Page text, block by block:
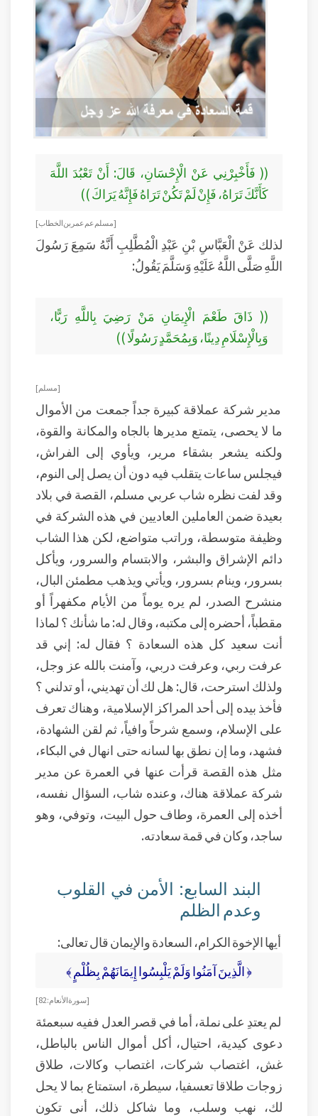
(( فَأَخْبِرْنِي عَنْ الْإِحْسَانِ، قَالَ: أَنْ تَعْبُدَ اللَّهَ
كَأَنَّكَ تَرَاهُ، فَإِنْ لَمْ تَكُنْ تَرَاهُ فَإِنَّهُ يَرَاكَ ))
[مسلم عم عمر بن الخطاب ]
لذلك عَنْ الْعَبَّاسِ بْنِ عَبْدِ الْمُطَّلِبِ أَنَّهُ سَمِعَ رَسُولَ
اللَّهِ صَلَّى اللَّهُ عَلَيْهِ وَسَلَّمَ يَقُولُ:
(( ذَاقَ طَعْمَ الْإِيمَانِ مَنْ رَضِيَ بِاللَّهِ رَبًّا،
وَبِالْإِسْلَامِ دِينًا، وَبِمُحَمَّدٍ رَسُولًا ))
[مسلم]
مدير شركة عملاقة كبيرة جداً جمعت من الأموال
ما لا يحصى، يتمتع مديرها بالجاه والمكانة والقوة،
ولكنه يشعر بشقاء مرير، ويأوي إلى الفراش،
فيجلس ساعات يتقلب فيه دون أن يصل إلى النوم،
وقد لفت نظره شاب عربي مسلم، القصة في بلاد
بعيدة ضمن العاملين العاديين في هذه الشركة في
وظيفة متوسطة، وراتب متواضع، لكن هذا الشاب
دائم الإشراق والبشر، والابتسام والسرور، ويأكل
بسرور، وينام بسرور، ويأتي ويذهب مطمئن البال،
منشرح الصدر، لم يره يوماً من الأيام مكفهراً أو
مقطباً، أحضره إلى مكتبه، وقال له: ما شأنك ؟ لماذا
أنت سعيد كل هذه السعادة ؟ فقال له: إني قد
عرفت ربي، وعرفت دربي، وآمنت بالله عز وجل،
ولذلك استرحت، قال: هل لك أن تهديني، أو تدلني ؟
فأخذ بيده إلى أحد المراكز الإسلامية، وهناك تعرف
على الإسلام، وسمع شرحاً وافياً، ثم لقن الشهادة،
فشهد، وما إن نطق بها لسانه حتى انهال في البكاء،
مثل هذه القصة قرأت عنها في العمرة عن مدير
شركة عملاقة هناك، وعنده شاب، السؤال نفسه،
أخذه إلى العمرة، وطاف حول البيت، وتوفي، وهو
ساجد، وكان في قمة سعادته.
البند السابع: الأمن في القلوب
وعدم الظلم
أيها الإخوة الكرام، السعادة والإيمان قال تعالى:
﴿ الَّذِينَ آمَنُوا وَلَمْ يَلْبِسُوا إِيمَانَهُمْ بِظُلْمٍ ﴾
[ سورة الأنعام: 82]
لم يعتدِ على نملة، أما في قصر العدل ففيه سبعمئة
دعوى كيدية، احتيال، أكل أموال الناس بالباطل،
غش، اغتصاب شركات، اغتصاب وكالات، طلاق
زوجات طلاقا تعسفيا، سيطرة، استمتاع بما لا يحل
لك، نهب وسلب، وما شاكل ذلك، أنى تكون